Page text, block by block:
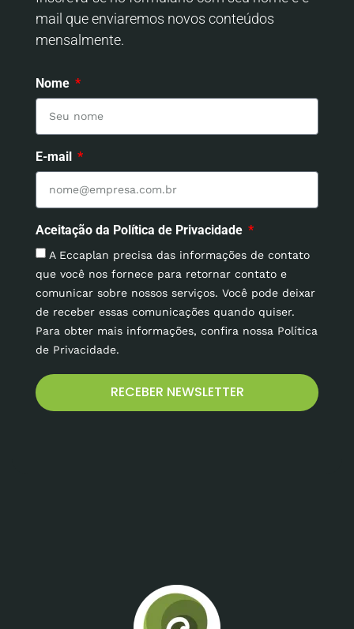
mail que enviaremos novos conteúdos
mensalmente.
Nome
E-mail
Aceitação da Política de Privacidade
A Eccaplan precisa das informações de contato
que você nos fornece para retornar contato e
comunicar sobre nossos serviços. Você pode deixar
de receber essas comunicações quando quiser.
Para obter mais informações, confira nossa Política
de Privacidade.
RECEBER NEWSLETTER